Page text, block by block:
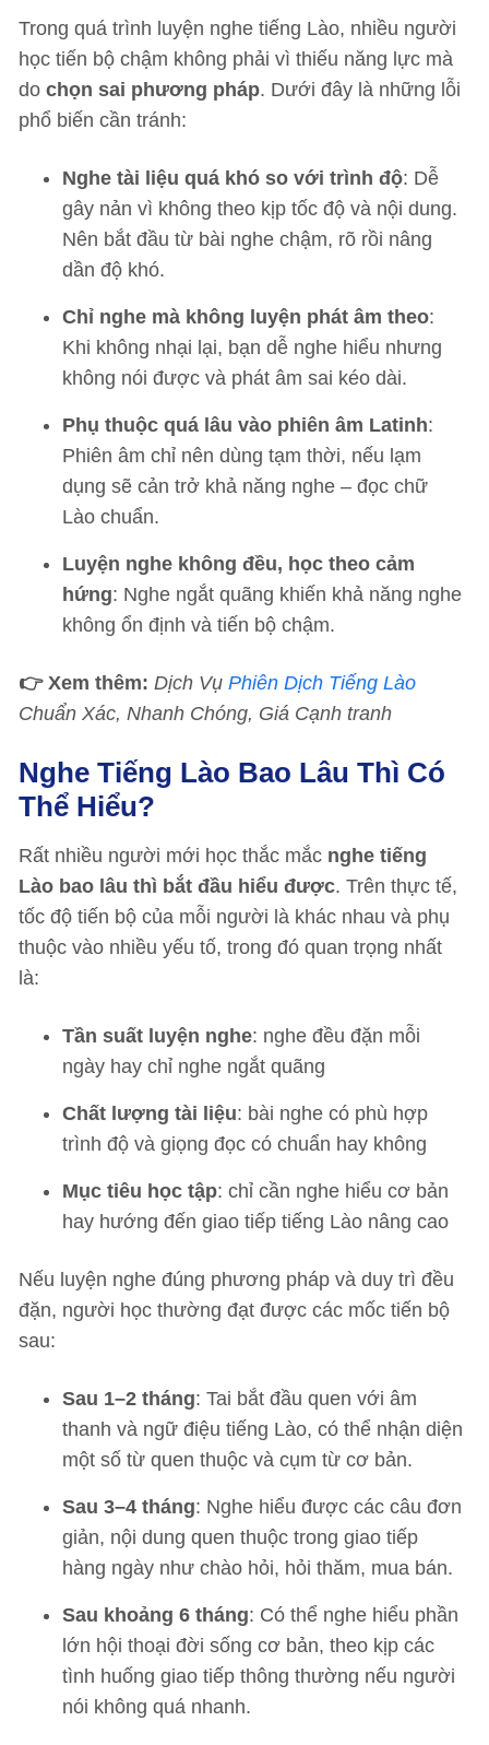
Trong quá trình luyện nghe tiếng Lào, nhiều người
học tiến bộ chậm không phải vì thiếu năng lực mà
do chọn sai phương pháp. Dưới đây là những lỗi
phổ biến cần tránh:
Nghe tài liệu quá khó so với trình độ: Dễ
gây nản vì không theo kịp tốc độ và nội dung.
Nên bắt đầu từ bài nghe chậm, rõ rồi nâng
dần độ khó.
Chỉ nghe mà không luyện phát âm theo:
Khi không nhại lại, bạn dễ nghe hiểu nhưng
không nói được và phát âm sai kéo dài.
Phụ thuộc quá lâu vào phiên âm Latinh:
Phiên âm chỉ nên dùng tạm thời, nếu lạm
dụng sẽ cản trở khả năng nghe – đọc chữ
Lào chuẩn.
Luyện nghe không đều, học theo cảm
hứng: Nghe ngắt quãng khiến khả năng nghe
không ổn định và tiến bộ chậm.
👉 Xem thêm: Dịch Vụ Phiên Dịch Tiếng Lào
Chuẩn Xác, Nhanh Chóng, Giá Cạnh tranh
Nghe Tiếng Lào Bao Lâu Thì Có
Thể Hiểu?
Rất nhiều người mới học thắc mắc nghe tiếng
Lào bao lâu thì bắt đầu hiểu được. Trên thực tế,
tốc độ tiến bộ của mỗi người là khác nhau và phụ
thuộc vào nhiều yếu tố, trong đó quan trọng nhất
là:
Tần suất luyện nghe: nghe đều đặn mỗi
ngày hay chỉ nghe ngắt quãng
Chất lượng tài liệu: bài nghe có phù hợp
trình độ và giọng đọc có chuẩn hay không
Mục tiêu học tập: chỉ cần nghe hiểu cơ bản
hay hướng đến giao tiếp tiếng Lào nâng cao
Nếu luyện nghe đúng phương pháp và duy trì đều
đặn, người học thường đạt được các mốc tiến bộ
sau:
Sau 1–2 tháng: Tai bắt đầu quen với âm
thanh và ngữ điệu tiếng Lào, có thể nhận diện
một số từ quen thuộc và cụm từ cơ bản.
Sau 3–4 tháng: Nghe hiểu được các câu đơn
giản, nội dung quen thuộc trong giao tiếp
hàng ngày như chào hỏi, hỏi thăm, mua bán.
Sau khoảng 6 tháng: Có thể nghe hiểu phần
lớn hội thoại đời sống cơ bản, theo kịp các
tình huống giao tiếp thông thường nếu người
nói không quá nhanh.